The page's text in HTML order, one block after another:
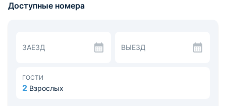
воспользоваться парковкой.
телевизоры. Санузел располагает стандартным
набором сантехники. Из окон открывается красивый
кухне, здесь есть необходимая бытовая техника.
Желающие могут пожарить мясо и овощи на гриле на
Доступные номера
ЗАЕЗД ВЫЕЗД
ГОСТИ
2 Взрослых